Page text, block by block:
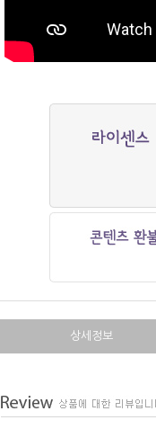
상세정보